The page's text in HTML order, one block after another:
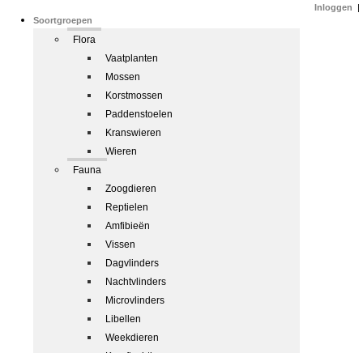
Soortgroepen
Flora
Vaatplanten
Mossen
Korstmossen
Paddenstoelen
Kranswieren
Wieren
Fauna
Zoogdieren
Reptielen
Amfibieën
Vissen
Dagvlinders
Nachtvlinders
Microvlinders
Libellen
Weekdieren
Inloggen |